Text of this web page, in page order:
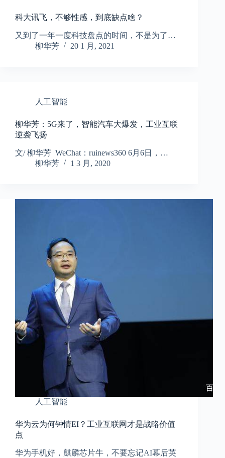
科大讯飞，不够性感，到底缺点啥？
又到了一年一度科技盘点的时间，不是为了…
柳华芳
20 1 月, 2021
人工智能
柳华芳：5G来了，智能汽车大爆发，工业互联
逆袭飞扬
文/ 柳华芳 WeChat：ruinews360 6月6日，…
柳华芳
1 3 月, 2020
人工智能
华为云为何钟情EI？工业互联网才是战略价值
点
华为手机好，麒麟芯片牛，不要忘记AI幕后英